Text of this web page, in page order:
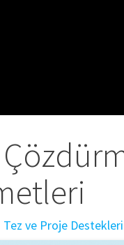
Tez ve Proje Destekleri